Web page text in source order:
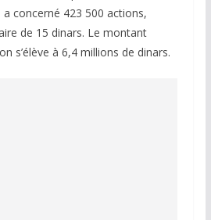
concerné 423 500 actions,
de 15 dinars. Le montant
s’élève à 6,4 millions de dinars.